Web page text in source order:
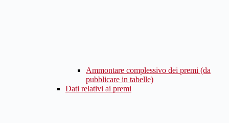
Ammontare complessivo dei premi (da
pubblicare in tabelle)
Dati relativi ai premi